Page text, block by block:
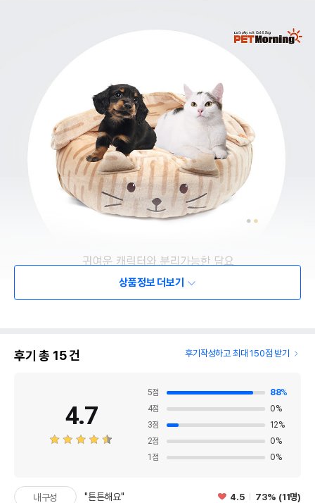
상품정보 더보기
후기 총 15건 후기작성하고 최대 150점 받기
4.7
5점 88%
4점 0%
3점 12%
2점 0%
1 점 0%
내구성 "튼튼해요" 4.5 73% (11명)